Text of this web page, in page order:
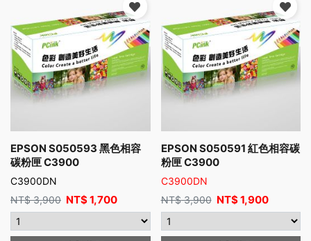
EPSON S050593 黑色相容
碳粉匣 C3900
C3900DN
NT$3,900 NT$1,700
EPSON S050591 紅色相容碳
粉匣 C3900
C3900DN
NT$3,900 NT$1,900